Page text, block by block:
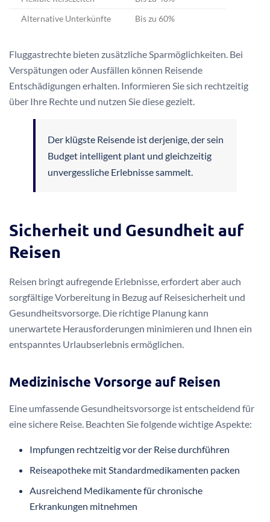
Alternative Unterkünfte Bis zu 60%
Fluggastrechte bieten zusätzliche Sparmöglichkeiten. Bei
Verspätungen oder Ausfällen können Reisende
Entschädigungen erhalten. Informieren Sie sich rechtzeitig
über Ihre Rechte und nutzen Sie diese gezielt.
Der klügste Reisende ist derjenige, der sein
Budget intelligent plant und gleichzeitig
unvergessliche Erlebnisse sammelt.
Sicherheit und Gesundheit auf
Reisen
Reisen bringt aufregende Erlebnisse, erfordert aber auch
sorgfältige Vorbereitung in Bezug auf Reisesicherheit und
Gesundheitsvorsorge. Die richtige Planung kann
unerwartete Herausforderungen minimieren und Ihnen ein
entspanntes Urlaubserlebnis ermöglichen.
Medizinische Vorsorge auf Reisen
Eine umfassende Gesundheitsvorsorge ist entscheidend für
eine sichere Reise. Beachten Sie folgende wichtige Aspekte:
Impfungen rechtzeitig vor der Reise durchführen
Reiseapotheke mit Standardmedikamenten packen
Ausreichend Medikamente für chronische
Erkrankungen mitnehmen